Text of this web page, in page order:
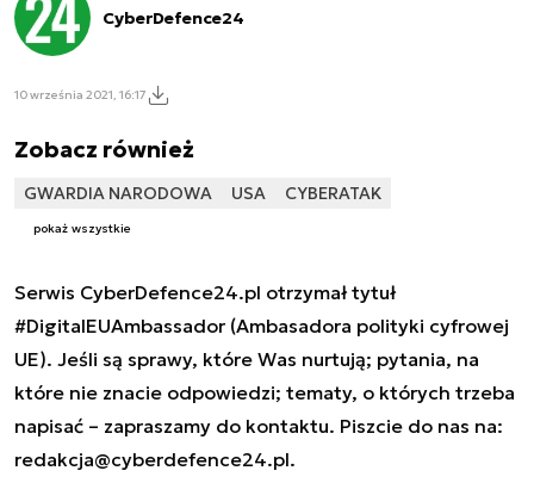
CyberDefence24
10 września 2021, 16:17
Zobacz również
GWARDIA NARODOWA USA CYBERATAK
pokaż wszystkie
Serwis CyberDefence24.pl otrzymał tytuł
#DigitalEUAmbassador (Ambasadora polityki cyfrowej
UE). Jeśli są sprawy, które Was nurtują; pytania, na
które nie znacie odpowiedzi; tematy, o których trzeba
napisać – zapraszamy do kontaktu. Piszcie do nas na:
redakcja@cyberdefence24.pl.